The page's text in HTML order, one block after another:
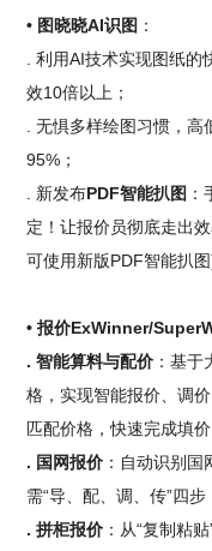
• 图晓晓AI识图 ：
. 利用AI技术实现图纸
效10倍以上；
. 无惧多样绘图习惯，
95%；
. 新发布PDF智能扒图
定！让报价员彻底走出
可使用新版PDF智能扒图)
• 报价ExWinner/
. 智能算料与配价 ：基
格，实现智能报价、调
匹配价格，快速完成填
. 国网报价 ：自动识别
需“导、配、调、传”四
. 拼柜报价 ：从“复制粘